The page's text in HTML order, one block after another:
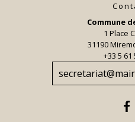
Commune
1 Place
31190
+33 5 61